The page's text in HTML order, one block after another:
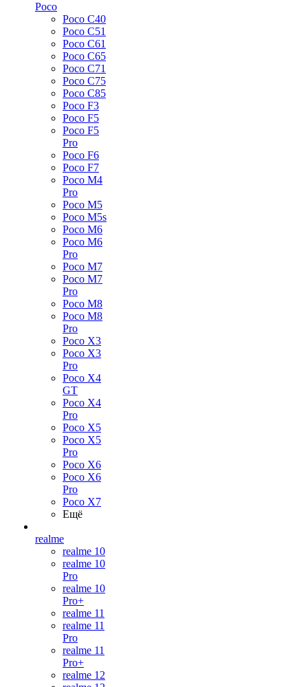
Poco
Poco C40
Poco C51
Poco C61
Poco C65
Poco C71
Poco C75
Poco C85
Poco F3
Poco F5
Poco F5
Pro
Poco F6
Poco F7
Poco M4
Pro
Poco M5
Poco M5s
Poco M6
Poco M6
Pro
Poco M7
Poco M7
Pro
Poco M8
Poco M8
Pro
Poco X3
Poco X3
Pro
Poco X4
GT
Poco X4
Pro
Poco X5
Poco X5
Pro
Poco X6
Poco X6
Pro
Poco X7
Ещё
realme
realme 10
realme 10
Pro
realme 10
Pro+
realme 11
realme 11
Pro
realme 11
Pro+
realme 12